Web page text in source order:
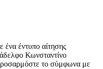
ένα έντυπο αίτησης
Κωνσταντίνο
το σύμφωνα με